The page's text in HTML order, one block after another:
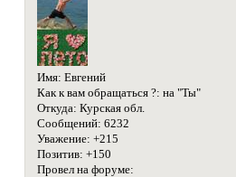
Имя: Евгений
Как к вам обращаться ?: на "Ты"
Откуда: Курская обл.
Сообщений: 6232
Уважение: +215
Позитив: +150
Провел на форуме: